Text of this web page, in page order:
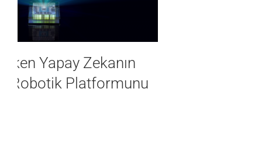
NVIDIA Jetson İle Üretken Yapay
Zeka Uygulamalarını Hayata